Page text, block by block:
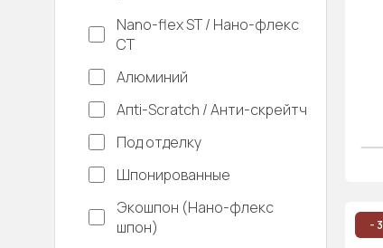
Nano-flex ST / Нано-флекс
СТ
Алюминий
Апti-Sсrаtсh / Анти-скрейтч
Под отделку
Шпонированные
Экошпон (Нано-флекс
шпон)
-